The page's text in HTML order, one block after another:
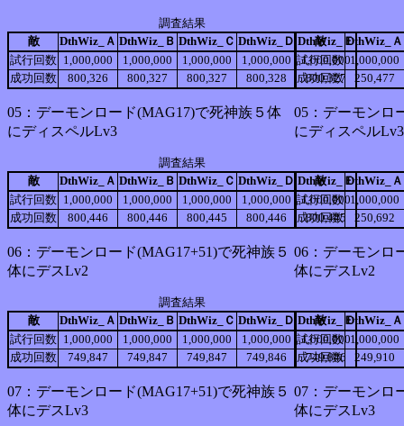
調査結果
敵
DthWiz_Ａ DthWiz_Ｂ DthWiz_Ｃ DthWiz_Ｄ DthWiz_Ｅ
試行回数 1,000,000 1,000,000 1,000,000 1,000,000
1,000,000
成功回数
800,326 800,327 800,327 800,328 800,327
05：デーモンロード(MAG17)で死神族５体
にディスペルLv3
調査結果
敵
DthWiz_Ａ DthWiz_Ｂ DthWiz_Ｃ DthWiz_Ｄ DthWiz_Ｅ
試行回数 1,000,000 1,000,000 1,000,000 1,000,000
1,000,000
成功回数
800,446 800,446 800,445 800,446 800,445
06：デーモンロード(MAG17+51)で死神族５
体にデスLv2
調査結果
敵
DthWiz_Ａ DthWiz_Ｂ DthWiz_Ｃ DthWiz_Ｄ DthWiz_Ｅ
試行回数 1,000,000 1,000,000 1,000,000 1,000,000
1,000,000
成功回数
749,847 749,847 749,847 749,846 749,846
07：デーモンロード(MAG17+51)で死神族５
体にデスLv3
敵
DthWiz_Ａ
試行回数 1,000,000
成功回数
250,477
05：デーモンロ
にディスペルLv3
敵
DthWiz_Ａ
試行回数 1,000,000
成功回数
250,692
06：デーモンロ
体にデスLv2
敵
DthWiz_Ａ
試行回数 1,000,000
成功回数
249,910
07：デーモンロ
体にデスLv3